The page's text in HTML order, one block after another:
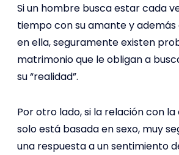
Si un hombre busca estar cada
tiempo con su amante y además
en ella, seguramente existen
matrimonio que le obligan a
su “realidad”.
Por otro lado, si la relación con
solo está basada en sexo, muy
una respuesta a un sentimiento